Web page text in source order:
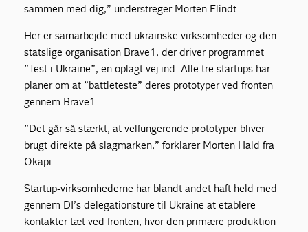
sammen med dig,” understreger Morten Flindt.
Her er samarbejde med ukrainske virksomheder og den
statslige organisation Brave1, der driver programmet
”Test i Ukraine”, en oplagt vej ind. Alle tre startups har
planer om at ”battleteste” deres prototyper ved fronten
gennem Brave1.
”Det går så stærkt, at velfungerende prototyper bliver
brugt direkte på slagmarken,” forklarer Morten Hald fra
Okapi.
Startup-virksomhederne har blandt andet haft held med
gennem DI’s delegationsture til Ukraine at etablere
kontakter tæt ved fronten, hvor den primære produktion